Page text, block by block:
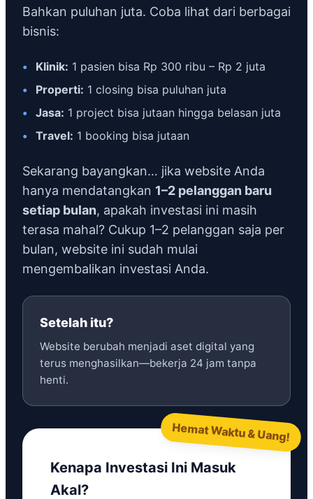
Bahkan puluhan juta. Coba lihat dari berbagai
bisnis:
• Klinik: 1 pasien bisa Rp 300 ribu – Rp 2 juta
•
Properti: 1 closing bisa puluhan juta
• Jasa: 1 project bisa jutaan hingga belasan juta
• Travel: 1 booking bisa jutaan
Sekarang bayangkan… jika website Anda
hanya mendatangkan 1–2 pelanggan baru
setiap bulan, apakah investasi ini masih
terasa mahal? Cukup 1–2 pelanggan saja per
bulan, website ini sudah mulai
mengembalikan investasi Anda.
Setelah itu?
Website berubah menjadi aset digital yang
terus menghasilkan—bekerja 24 jam tanpa
henti.
Hemat Waktu & Uang!
Kenapa Investasi Ini Masuk
Akal?